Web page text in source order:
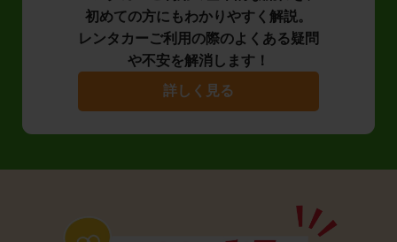
初めての方にもわかりやすく解説。
レンタカーご利用の際のよくある疑問
や不安を解消します！
詳しく見る